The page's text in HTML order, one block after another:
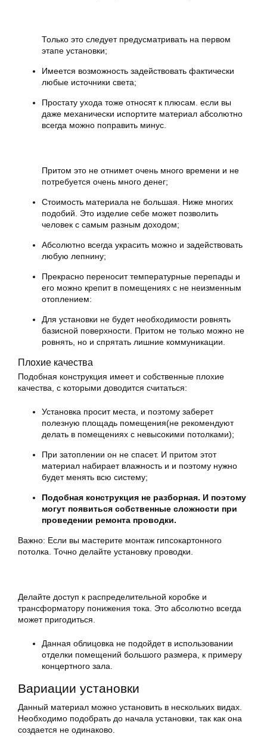
Только это следует предусматривать на первом
этапе установки;
Имеется возможность задействовать фактически
любые источники света;
Простату ухода тоже относят к плюсам. если вы
даже механически испортите материал абсолютно
всегда можно поправить минус.
Притом это не отнимет очень много времени и не
потребуется очень много денег;
Стоимость материала не большая. Ниже многих
подобий. Это изделие себе может позволить
человек с самым разным доходом;
Абсолютно всегда украсить можно и задействовать
любую лепнину;
Прекрасно переносит температурные перепады и
его можно крепит в помещениях с не неизменным
отоплением:
Для установки не будет необходимости ровнять
базисной поверхности. Притом не только можно не
ровнять, но и спрятать лишние коммуникации.
Плохие качества
Подобная конструкция имеет и собственные плохие
качества, с которыми доводится считаться:
Установка просит места, и поэтому заберет
полезную площадь помещения(не рекомендуют
делать в помещениях с невысокими потолками);
При затоплении он не спасет. И притом этот
материал набирает влажность и и поэтому нужно
будет менять всю систему;
Подобная конструкция не разборная. И поэтому
могут появиться собственные сложности при
проведении ремонта проводки.
Важно: Если вы мастерите монтаж гипсокартонного
потолка. Точно делайте установку проводки.
Делайте доступ к распределительной коробке и
трансформатору понижения тока. Это абсолютно всегда
может пригодиться.
Данная облицовка не подойдет в использовании
отделки помещений большого размера, к примеру
концертного зала.
Вариации установки
Данный материал можно установить в нескольких видах.
Необходимо подобрать до начала установки, так как она
создается не одинаково.